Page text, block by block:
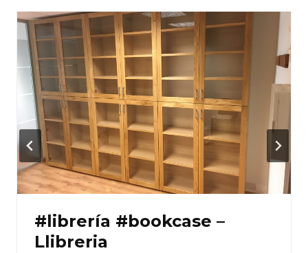
#librería #bookcase –
Llibreria